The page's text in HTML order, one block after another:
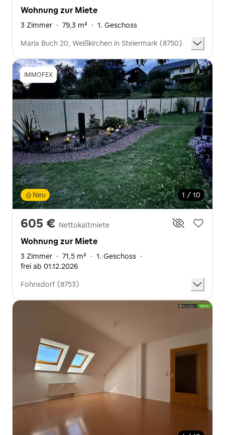
Wohnung zur Miete
3 Zimmer · 79,3 m² · 1. Geschoss
Maria Buch 20, Weißkirchen in Steiermark (8750)
IMMOFEX
1 / 10
Neu
605 € Nettokaltmiete
Wohnung zur Miete
3 Zimmer · 71,5 m² · 1. Geschoss ·
frei ab 01.12.2026
Fohnsdorf (8753)